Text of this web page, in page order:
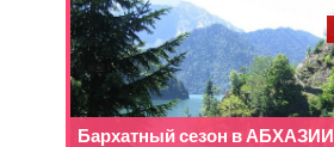
Бархатный сезон в АБХАЗИИ